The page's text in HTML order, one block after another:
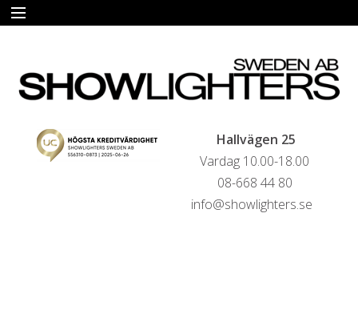
Hallvägen 25
Vardag 10.00-18.00
08-668 44 80
info@showlighters.se
HYRA
FÖRSÄLJNING
LIVESTREAMINGTJÄNSTER